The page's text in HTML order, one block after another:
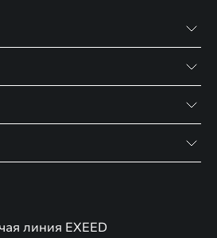
/ Trade-in
линия EXEED